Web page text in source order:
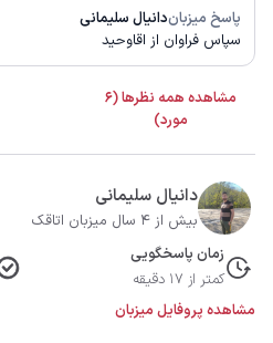
پاسخ میزباندانیال سلیمانی
سپاس فراوان از اقاوحید
مشاهده همه نظرها (6
مورد)
دانیال سلیمانی
بیش از 4 سال میزبان اتاقک
زمان پاسخگویی
کمتر از 17 دقیقه
مشاهده پروفایل میزبان